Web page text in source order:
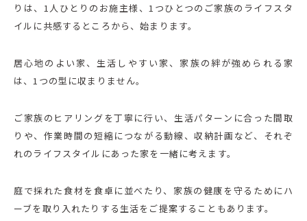
りは、1人ひとりのお施主様、1つひとつのご家族のライフスタ
イルに共感するところから、始まります。
居心地のよい家、生活しやすい家、家族の絆が強められる家
は、1つの型に収まりません。
ご家族のヒアリングを丁寧に行い、生活パターンに合った間取
りや、作業時間の短縮につながる動線、収納計画など、それぞ
れのライフスタイルにあった家を一緒に考えます。
庭で採れた食材を食卓に並べたり、家族の健康を守るためにハ
ーブを取り入れたりする生活をご提案することもあります。